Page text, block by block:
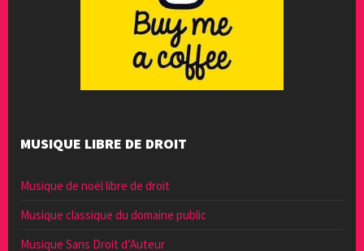
MUSIQUE LIBRE DE DROIT
Musique de noël libre de droit
Musique classique du domaine public
Musique Sans Droit d’Auteur